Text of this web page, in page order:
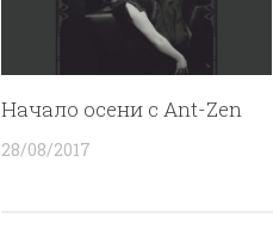
Начало осени с Ant-Zen
28/08/2017